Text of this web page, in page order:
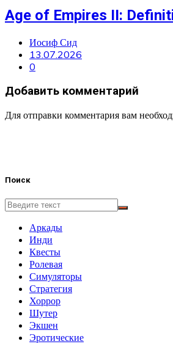
Age of Empires II:
Иосиф Сид
13.07.2026
0
Добавить комментарий
Для отправки комментария вам
Поиск
Аркады
Инди
Квесты
Ролевая
Симуляторы
Стратегия
Хоррор
Шутер
Экшен
Эротические